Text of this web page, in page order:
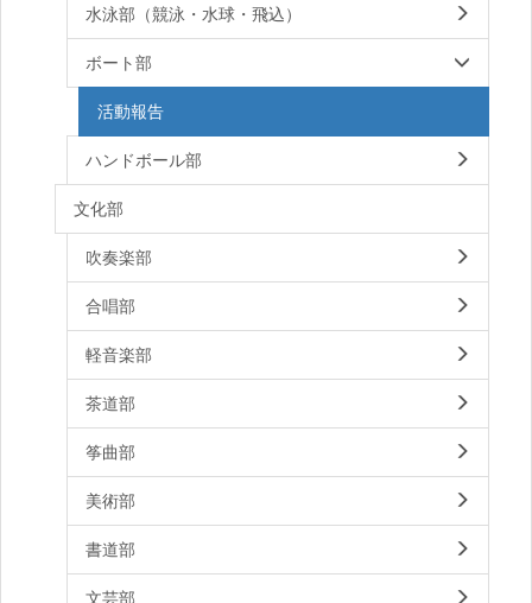
水泳部（競泳・水球・飛込）
ボート部
活動報告
ハンドボール部
文化部
吹奏楽部
合唱部
軽音楽部
茶道部
筝曲部
美術部
書道部
文芸部